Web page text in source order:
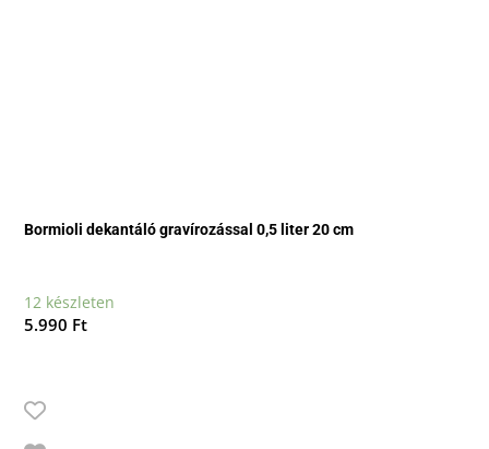
Bormioli dekantáló gravírozással 0,5 liter 20 cm
12 készleten
5.990 Ft